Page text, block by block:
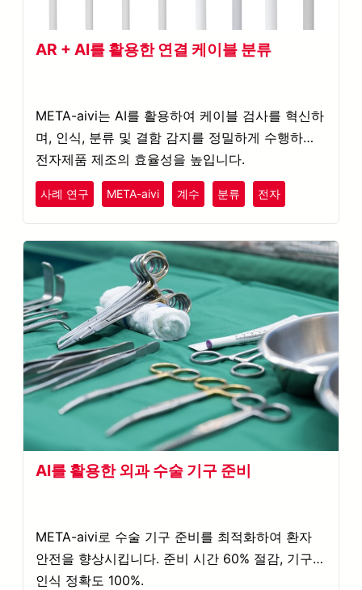
AR + AI를 활용한 연결 케이블 분류
META-aivi는 AI를 활용하여 케이블 검사를 혁신하
며, 인식, 분류 및 결함 감지를 정밀하게 수행하여
전자제품 제조의 효율성을 높입니다.
사례 연구 META-aivi 계수 분류 전자
AI를 활용한 외과 수술 기구 준비
META-aivi로 수술 기구 준비를 최적화하여 환자
안전을 향상시킵니다. 준비 시간 60% 절감, 기구
인식 정확도 100%.